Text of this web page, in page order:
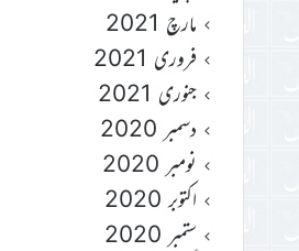
مارچ 2021
فروری 2021
جنوری 2021
دسمبر 2020
نومبر 2020
اکتوبر 2020
ستمبر 2020